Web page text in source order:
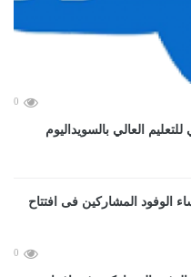
0
العالي بالسويداليوم
0